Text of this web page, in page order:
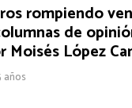
rompiendo
de
Moisés López
años